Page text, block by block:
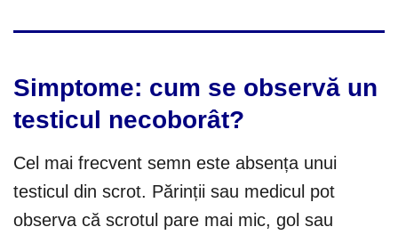
Simptome: cum se observă un
testicul necoborât?
Cel mai frecvent semn este absența unui
testicul din scrot. Părinții sau medicul pot
observa că scrotul pare mai mic, gol sau